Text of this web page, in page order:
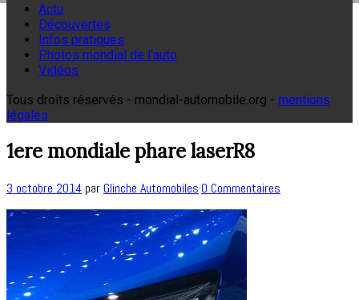
Actu
Découvertes
Infos pratiques
Photos mondial de l'auto
Vidéos
Tous droits réservés - mondial-automobile.org - mentions
légales
1ere mondiale phare laserR8
3 octobre 2014 par Glinche Automobiles·0 Commentaires